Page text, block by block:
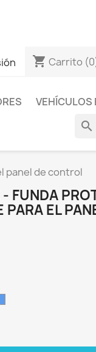
shopping_cart Carrito
VEHÍCULOS
search
panel de control
FUNDA
PARA EL